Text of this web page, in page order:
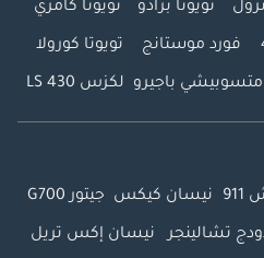
تويوتا برادو تويوتا كامري
فورد موستانج تويوتا كورولا
متسوبيشي باجيرو لكزس LS 430
نيسان كيكس جيتور G700
تشالينجر نيسان إكس تريل